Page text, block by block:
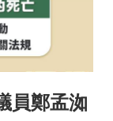
員鄭孟洳